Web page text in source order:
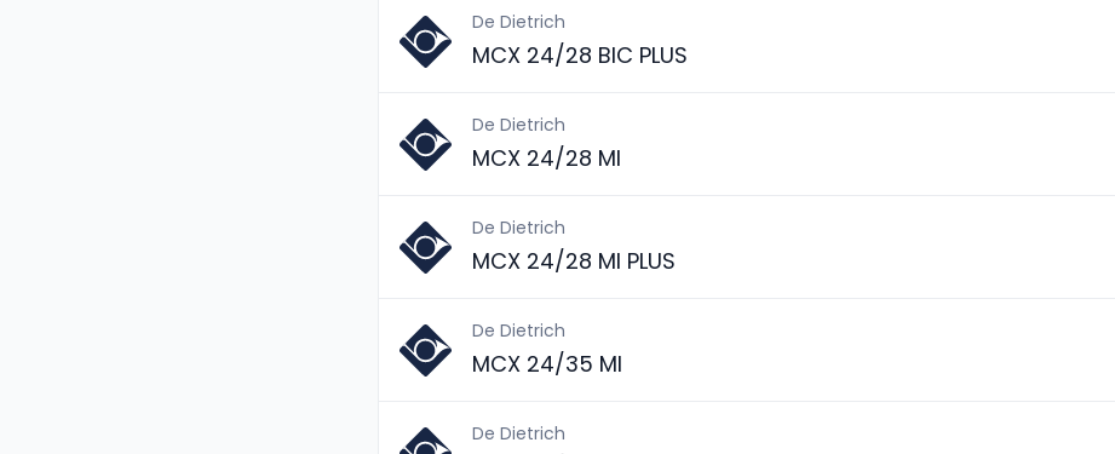
De Dietrich
MCX 24/28 BIC PLUS
De Dietrich
MCX 24/28 MI
De Dietrich
MCX 24/28 MI PLUS
De Dietrich
MCX 24/35 MI
De Dietrich